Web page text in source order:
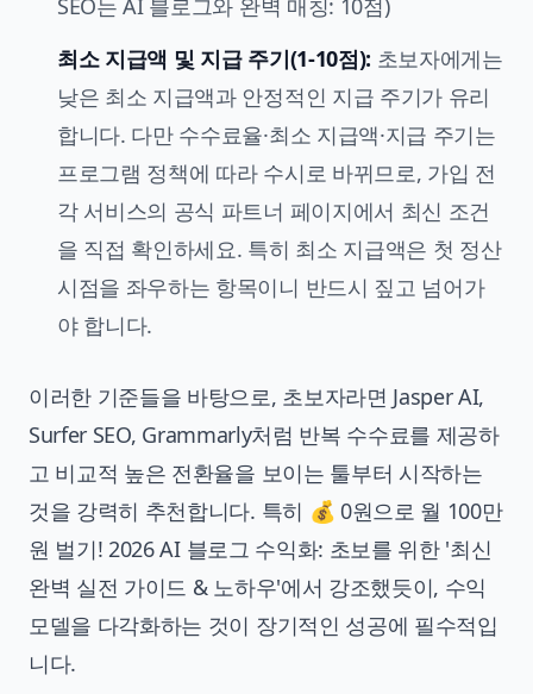
SEO는 AI 블로그와 완벽 매칭: 10점)
최소 지급액 및 지급 주기(1-10점): 초보자에게는
낮은 최소 지급액과 안정적인 지급 주기가 유리
합니다. 다만 수수료율·최소 지급액·지급 주기는
프로그램 정책에 따라 수시로 바뀌므로, 가입 전
각 서비스의 공식 파트너 페이지에서 최신 조건
을 직접 확인하세요. 특히 최소 지급액은 첫 정산
시점을 좌우하는 항목이니 반드시 짚고 넘어가
야 합니다.
이러한 기준들을 바탕으로, 초보자라면 Jasper AI,
Surfer SEO, Grammarly처럼 반복 수수료를 제공하
고 비교적 높은 전환율을 보이는 툴부터 시작하는
것을 강력히 추천합니다. 특히 💰 0원으로 월 100만
원 벌기! 2026 AI 블로그 수익화: 초보를 위한 '최신
완벽 실전 가이드 & 노하우'에서 강조했듯이, 수익
모델을 다각화하는 것이 장기적인 성공에 필수적입
니다.